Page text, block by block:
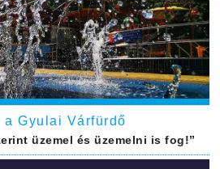
Gyulai Várfürdő
üzemel és üzemelni is fog!”